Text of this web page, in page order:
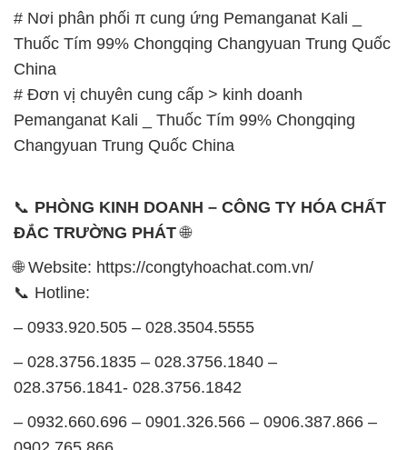
ĐẮC TRƯỜNG PHÁT 🌐
🌐 Website: https://congtyhoachat.com.vn/
📞 Hotline:
– 0933.920.505 – 028.3504.5555
– 028.3756.1835 – 028.3756.1840 –
– 0932.660.696 – 0901.326.566 – 0906.387.866 –
0902.765.866
📧 Email: hoachat@dactruongphat.vn
GIỜ LÀM VIỆC TẠI CÔNG TY HÓA CHẤT ĐẮC
TRƯỜNG PHÁT
Thời gian làm việctại Hóa Chất Đắc Trường Phát
được tổ chức như sau:
Thứ 2 đến thứ 6: Buổi sáng: từ 8h đến 11h – Buổi
chiều: từ 12h30 đến 17h